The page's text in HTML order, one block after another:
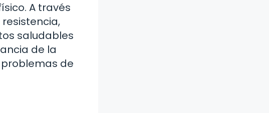
A través
saludables
de la
de